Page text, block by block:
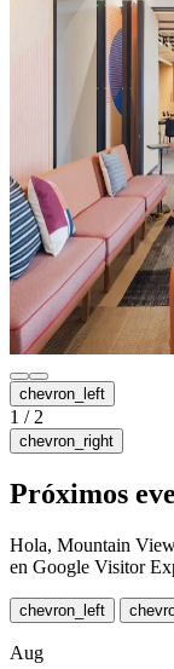
chevron_left
1 / 2
chevron_right
Próximos
Hola, Mountain
en Google Visitor
chevron_left
Aug